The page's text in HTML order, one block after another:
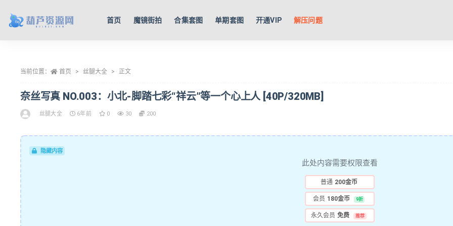
首页 魔镜街拍 合集套图 单期套图 开通VIP 解压问题
当前位置： 首页 丝腿大全 正文
奈丝写真 NO.003：小北-脚踏七彩“祥云”等一个心上人 [40P/320MB]
丝腿大全 6年前 0 30 200
隐藏内容
此处内容需要权限查看
普通 200金币
会员 180金币 9折
永久会员 免费 推荐
全部